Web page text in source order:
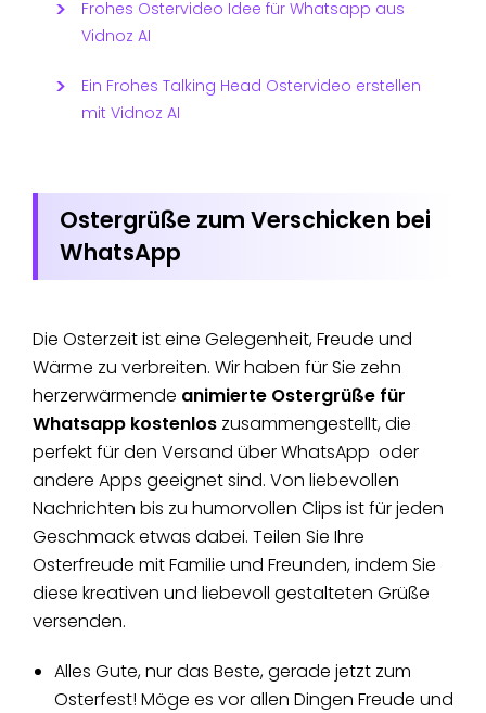
Frohes Ostervideo Idee für Whatsapp aus
Vidnoz AI
Ein Frohes Talking Head Ostervideo erstellen
mit Vidnoz AI
Ostergrüße zum Verschicken bei
WhatsApp
Die Osterzeit ist eine Gelegenheit, Freude und
Wärme zu verbreiten. Wir haben für Sie zehn
herzerwärmende animierte Ostergrüße für
Whatsapp kostenlos zusammengestellt, die
perfekt für den Versand über WhatsApp oder
andere Apps geeignet sind. Von liebevollen
Nachrichten bis zu humorvollen Clips ist für jeden
Geschmack etwas dabei. Teilen Sie Ihre
Osterfreude mit Familie und Freunden, indem Sie
diese kreativen und liebevoll gestalteten Grüße
versenden.
Alles Gute, nur das Beste, gerade jetzt zum
Osterfest! Möge es vor allen Dingen Freude und